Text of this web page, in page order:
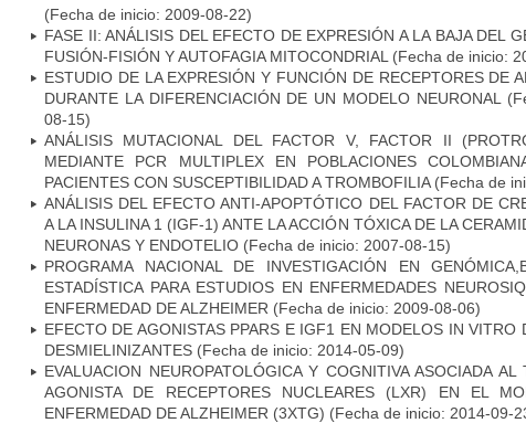
(Fecha de inicio: 2009-08-22)
FASE II: ANÁLISIS DEL EFECTO DE EXPRESIÓN A LA BAJA DEL
FUSIÓN-FISIÓN Y AUTOFAGIA MITOCONDRIAL (Fecha de inicio:
ESTUDIO DE LA EXPRESIÓN Y FUNCIÓN DE RECEPTORES DE
DURANTE LA DIFERENCIACIÓN DE UN MODELO NEURONAL
08-15)
ANÁLISIS MUTACIONAL DEL FACTOR V, FACTOR II
MEDIANTE PCR MULTIPLEX EN POBLACIONES
PACIENTES CON SUSCEPTIBILIDAD A TROMBOFILIA(Fecha de
ANÁLISIS DEL EFECTO ANTI-APOPTÓTICO DEL FACTOR DE
A LA INSULINA 1 (IGF-1) ANTE LA ACCIÓN TÓXICA DE LA
NEURONAS Y ENDOTELIO (Fecha de inicio: 2007-08-15)
PROGRAMA NACIONAL DE INVESTIGACIÓN EN
ESTADÍSTICA PARA ESTUDIOS EN ENFERMEDADES
ENFERMEDAD DE ALZHEIMER (Fecha de inicio: 2009-08-06)
EFECTO DE AGONISTAS PPARS E IGF1 EN MODELOS IN VITRO
DESMIELINIZANTES (Fecha de inicio: 2014-05-09)
EVALUACION NEUROPATOLÓGICA Y COGNITIVA ASOCIADA AL
AGONISTA DE RECEPTORES NUCLEARES (LXR) EN EL
ENFERMEDAD DE ALZHEIMER (3XTG) (Fecha de inicio: 2014-09-